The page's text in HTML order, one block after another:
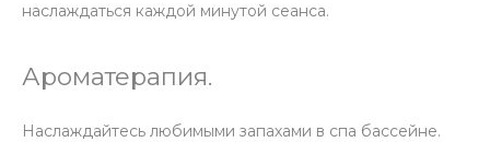
наслаждаться каждой минутой сеанса.
Ароматерапия.
Наслаждайтесь любимыми запахами в спа бассейне.